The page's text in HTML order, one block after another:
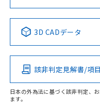
上、n: 20mm以上
検出領域
Pb Hg
O
No No
この
その他の認証はこ
3D CADデータ
該非判定見解書/項
日本の外為法に基づく該非判定、
ます。